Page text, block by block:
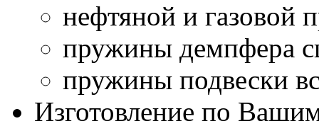
нефтяной и газовой
пружины демпфера
пружины подвески
Изготовление по